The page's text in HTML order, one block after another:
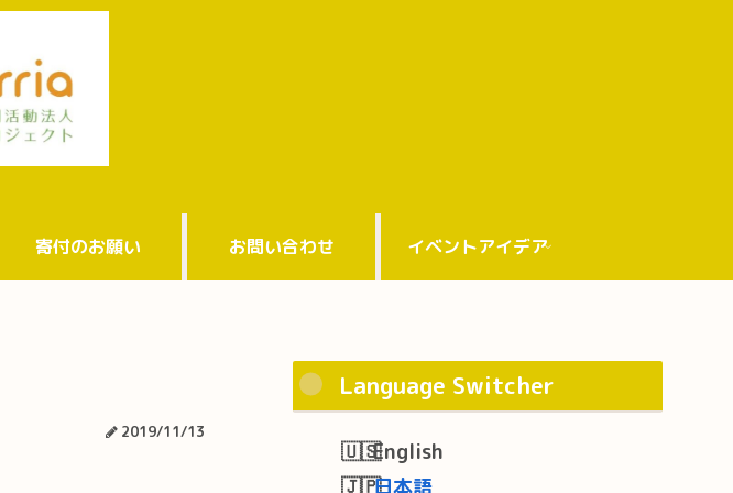
寄付のお願い お問い合わせ イベントアイデア
2019/11/13
Language Switcher
English
日本語